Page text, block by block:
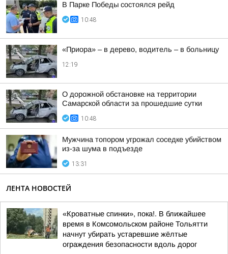
В Парке Победы состоялся рейд
10:48
«Приора» – в дерево, водитель – в больницу
12:19
О дорожной обстановке на территории
Самарской области за прошедшие сутки
10:48
Мужчина топором угрожал соседке убийством
из-за шума в подъезде
13:31
ЛЕНТА НОВОСТЕЙ
«Кроватные спинки», пока!. В ближайшее
время в Комсомольском районе Тольятти
начнут убирать устаревшие жёлтые
ограждения безопасности вдоль дорог